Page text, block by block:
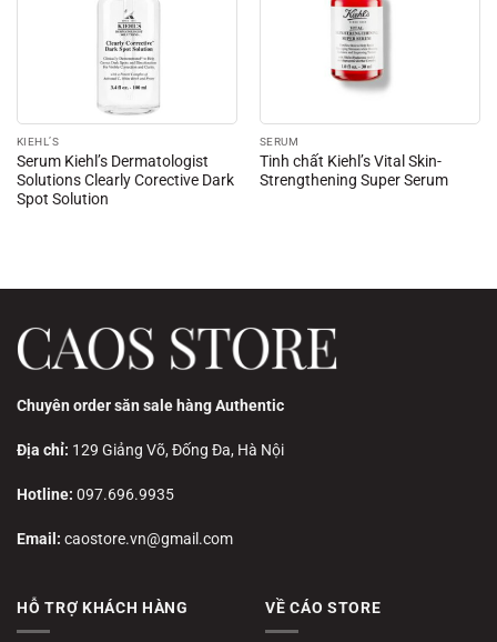
KIEHL’S
Serum Kiehl’s Dermatologist
Solutions Clearly Corective Dark
Spot Solution
SERUM
Tinh chất Kiehl’s Vital Skin-
Strengthening Super Serum
Chuyên order săn sale hàng Authentic
Địa chỉ: 129 Giảng Võ, Đống Đa, Hà Nội
Hotline: 097.696.9935
Email: caostore.vn@gmail.com
HỖ TRỢ KHÁCH HÀNG VỀ CÁO STORE